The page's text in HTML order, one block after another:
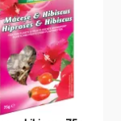
noastra este
pe deplin
pret. Viziunea
un nume